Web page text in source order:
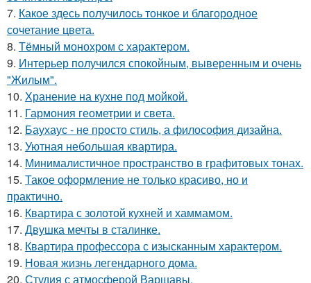
7. Какое здесь получилось тонкое и благородное
сочетание цвета.
8. Тёмный монохром с характером.
9. Интерьер получился спокойным, выверенным и очень
"Жилым".
10. Хранение на кухне под мойкой.
11. Гармония геометрии и света.
12. Баухаус - не просто стиль, а философия дизайна.
13. Уютная небольшая квартира.
14. Минималистичное пространство в графитовых тонах.
15. Такое оформление не только красиво, но и
практично.
16. Квартира с золотой кухней и хаммамом.
17. Двушка мечты в сталинке.
18. Квартира профессора с изысканным характером.
19. Новая жизнь легендарного дома.
20. Студия с атмосферой Варшавы.